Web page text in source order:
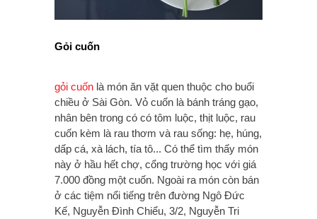
Gỏi cuốn
gỏi cuốn là món ăn vặt quen thuộc cho buổi
chiều ở Sài Gòn. Vỏ cuốn là bánh tráng gạo,
nhân bên trong có có tôm luộc, thịt luộc, rau
cuốn kèm là rau thơm và rau sống: hẹ, húng,
dấp cá, xà lách, tía tô... Có thể tìm thấy món
này ở hầu hết chợ, cổng trường học với giá
7.000 đồng một cuốn. Ngoài ra món còn bán
ở các tiệm nổi tiếng trên đường Ngô Đức
Kế, Nguyễn Đình Chiểu, 3/2, Nguyễn Tri